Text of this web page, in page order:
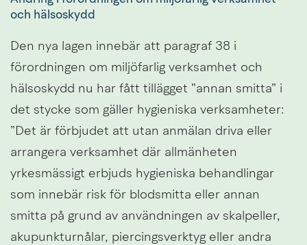
och hälsoskydd
Den nya lagen innebär att paragraf 38 i
förordningen om miljöfarlig verksamhet och
hälsoskydd nu har fått tillägget ”annan smitta” i
det stycke som gäller hygieniska verksamheter:
”Det är förbjudet att utan anmälan driva eller
arrangera verksamhet där allmänheten
yrkesmässigt erbjuds hygieniska behandlingar
som innebär risk för blodsmitta eller annan
smitta på grund av användningen av skalpeller,
akupunkturnålar, piercingsverktyg eller andra